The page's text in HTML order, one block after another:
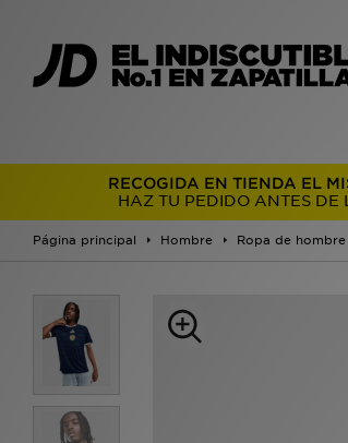
RECOGIDA EN TIENDA EL
HAZ TU PEDIDO ANTES DE
Página principal Hombre Ropa de hombre